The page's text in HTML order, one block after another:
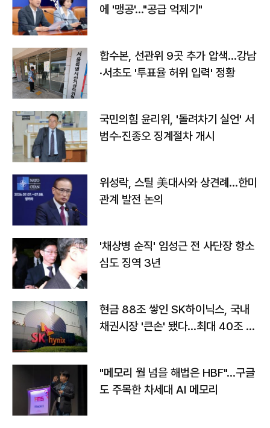
에 '맹공'…"공급 억제기"
합수본, 선관위 9곳 추가 압색…강남
·서초도 '투표율 허위 입력' 정황
국민의힘 윤리위, '돌려차기 실언' 서
범수·진종오 징계절차 개시
위성락, 스틸 美대사와 상견례…한미
관계 발전 논의
'채상병 순직' 임성근 전 사단장 항소
심도 징역 3년
현금 88조 쌓인 SK하이닉스, 국내
채권시장 '큰손' 됐다…최대 40조 투
"메모리 월 넘을 해법은 HBF"…구글
도 주목한 차세대 AI 메모리